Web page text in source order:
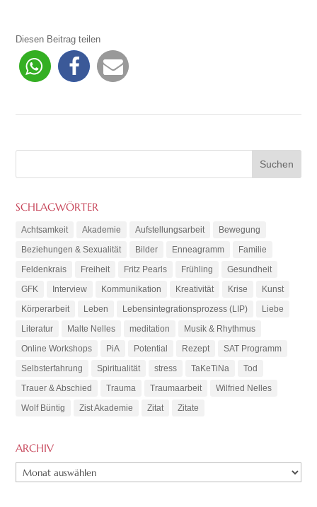
Diesen Beitrag teilen
SCHLAGWÖRTER
Achtsamkeit Akademie Aufstellungsarbeit
Bewegung
Beziehungen & Sexualität
Bilder Enneagramm
Familie
Feldenkrais
Freiheit Fritz Pearls Frühling
Gesundheit
GFK
Interview Kommunikation Kreativität Krise
Kunst
Körperarbeit
Leben Lebensintegrationsprozess (LIP)
Liebe
Literatur
Malte Nelles meditation
Musik & Rhythmus
Online Workshops
PiA Potential Rezept
SAT Programm
Selbsterfahrung
Spiritualität stress TaKeTiNa
Tod
Trauer & Abschied
Trauma Traumaarbeit
Wilfried Nelles
Wolf Büntig
Zist Akademie Zitat Zitate
ARCHIV
ARCHIV